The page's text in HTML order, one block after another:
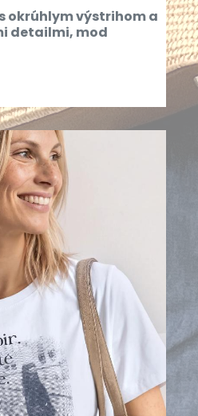
okrúhlym výstrihom a
detailmi, mod